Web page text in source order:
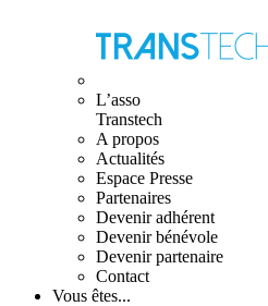
L’asso
Transtech
A propos
Actualités
Espace Presse
Partenaires
Devenir adhérent
Devenir bénévole
Devenir partenaire
Contact
Vous êtes...